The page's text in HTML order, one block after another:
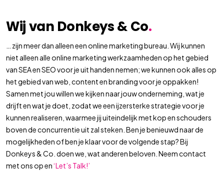
Wij van Donkeys & Co.
… zijn meer dan alleen een online marketing bureau. Wij kunnen
niet alleen alle online marketing werkzaamheden op het gebied
van SEA en SEO voor je uit handen nemen; we kunnen ook alles op
het gebied van web, content en branding voor je oppakken!
Samen met jou willen we kijken naar jouw onderneming, wat je
drijft en wat je doet, zodat we een ijzersterke strategie voor je
kunnen realiseren, waarmee jij uiteindelijk met kop en schouders
boven de concurrentie uit zal steken. Ben je benieuwd naar de
mogelijkheden of ben je klaar voor de volgende stap? Bij
Donkeys & Co. doen we, wat anderen beloven. Neem contact
met ons op en‘Let’s Talk!’